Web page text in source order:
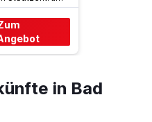
in Bad